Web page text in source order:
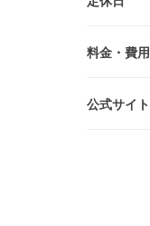
料金・費用
公式サイト